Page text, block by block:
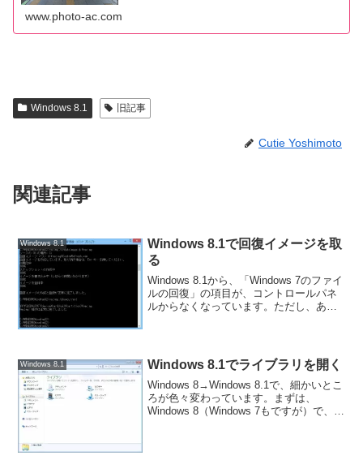
www.photo-ac.com
Windows 8.1 旧記事
Cutie Yoshimoto
関連記事
Windows 8.1
Windows 8.1で回復イメージを取
る
Windows 8.1から、「Windows 7のファイ
ルの回復」の項目が、コントロールパネ
ルからなくなっています。ただし、あく
記事...
Windows 8.1 Windows 8.1でライブラリを開く
Windows 8→Windows 8.1で、細かいとこ
ろが色々変わっています。まずは、
Windows 8（Windows 7もですが）で、タ